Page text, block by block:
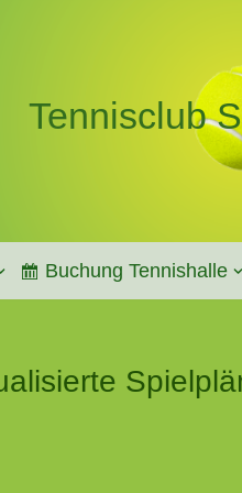
Tennisclub
Buchung Tennishalle